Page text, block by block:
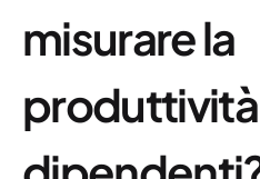
misurare la